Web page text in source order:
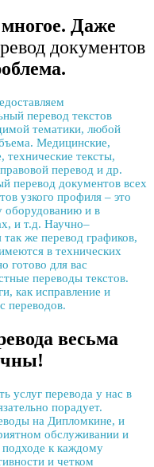
Даже
документов
перевод текстов
тематики, любой
Медицинские,
технические тексты,
перевод и др.
перевод документов всех
узкого профиля – это
оборудованию и в
и т.д. Научно–
так же перевод графиков,
в технических
готово для вас
переводы текстов.
как исправление и
переводов.
весьма
услуг перевода у нас в
порадует.
на Дипломкине, и
обслуживании и
к каждому
и четком